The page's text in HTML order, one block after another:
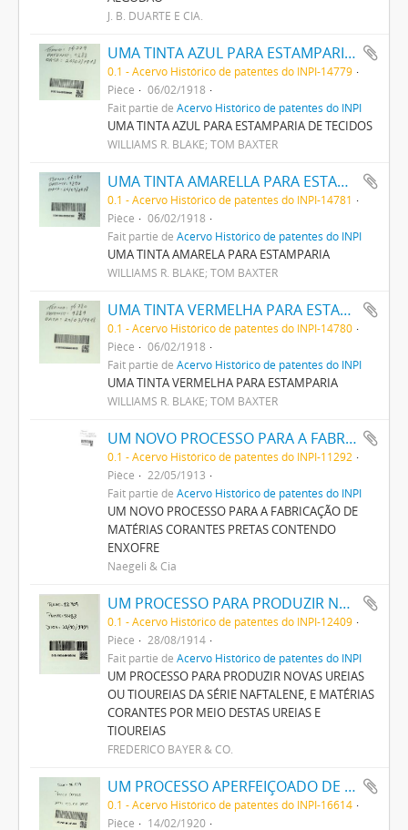
J. B. DUARTE E CIA.
UMA TINTA AZUL PARA ESTAMPARIA DE TECIDOS
0.1 - Acervo Histórico de patentes do INPI-14779
Pièce
06/02/1918
Fait partie de Acervo Histórico de patentes do INPI
UMA TINTA AZUL PARA ESTAMPARIA DE TECIDOS
WILLIAMS R. BLAKE; TOM BAXTER
UMA TINTA AMARELLA PARA ESTAMPARIA
0.1 - Acervo Histórico de patentes do INPI-14781
Pièce
06/02/1918
Fait partie de Acervo Histórico de patentes do INPI
UMA TINTA AMARELA PARA ESTAMPARIA
WILLIAMS R. BLAKE; TOM BAXTER
UMA TINTA VERMELHA PARA ESTAMPARIA
0.1 - Acervo Histórico de patentes do INPI-14780
Pièce
06/02/1918
Fait partie de Acervo Histórico de patentes do INPI
UMA TINTA VERMELHA PARA ESTAMPARIA
WILLIAMS R. BLAKE; TOM BAXTER
UM NOVO PROCESSO PARA A FABRICAÇÃO DE MATERIAS CORANTES PRETAS CONTENDO ENXOFRE
0.1 - Acervo Histórico de patentes do INPI-11292
Pièce
22/05/1913
Fait partie de Acervo Histórico de patentes do INPI
UM NOVO PROCESSO PARA A FABRICAÇÃO DE
MATÉRIAS CORANTES PRETAS CONTENDO
ENXOFRE
Naegeli & Cia
UM PROCESSO PARA PRODUZIR NOVAS UREIAS OU THIOUREIAS DA SERIE NAPHTALENE, E MATERIAS CORANTES POR MEIO DESTAS UREIAS E THIOUREIAS
0.1 - Acervo Histórico de patentes do INPI-12409
Pièce
28/08/1914
Fait partie de Acervo Histórico de patentes do INPI
UM PROCESSO PARA PRODUZIR NOVAS UREIAS
OU TIOUREIAS DA SÉRIE NAFTALENE, E MATÉRIAS
CORANTES POR MEIO DESTAS UREIAS E
TIOUREIAS
FREDERICO BAYER & CO.
UM PROCESSO APERFEIÇOADO DE FABRICAÇÃO DE TINTAS PRETAS DE ENXOFRE
0.1 - Acervo Histórico de patentes do INPI-16614
Pièce
14/02/1920